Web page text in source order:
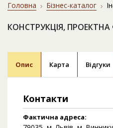
Головна Бізнес-каталог
КОНСТРУКЦІЯ, ПРОЕКТНА
Опис Карта Відгуки
Контакти
Фактична адреса: